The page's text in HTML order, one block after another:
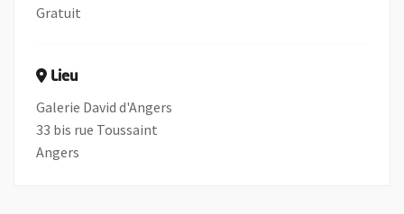
Gratuit
Lieu
Galerie David d'Angers
33 bis rue Toussaint
Angers